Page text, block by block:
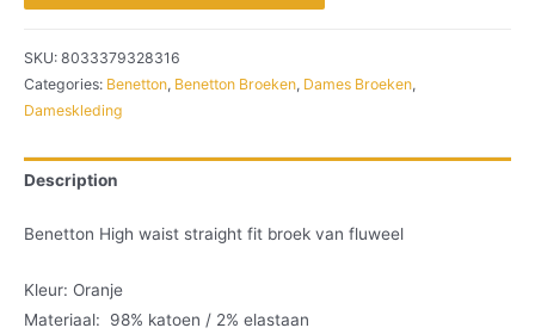
SKU: 8033379328316
Categories: Benetton, Benetton Broeken, Dames Broeken,
Dameskleding
Description
Benetton High waist straight fit broek van fluweel
Kleur: Oranje
Materiaal: 98% katoen / 2% elastaan